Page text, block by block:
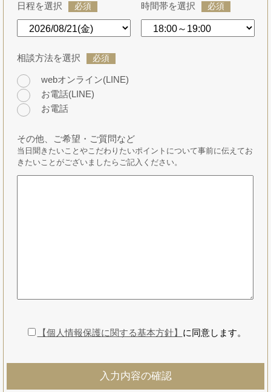
日程を選択 必須 時間帯を選択 必須
相談方法を選択 必須
webオンライン(LINE)
お電話(LINE)
お電話
その他、ご希望・ご質問など
当日聞きたいことやこだわりたいポイントについて事前に伝えてお
きたいことがございましたらご記入ください。
【個人情報保護に関する基本方針】 に同意します。